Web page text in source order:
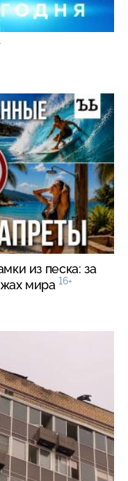
из песка: за
мира 16+